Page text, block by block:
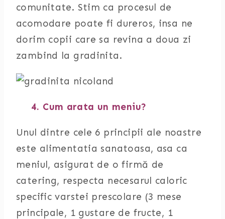
comunitate. Stim ca procesul de
acomodare poate fi dureros, insa ne
dorim copii care sa revina a doua zi
zambind la gradinita.
4. Cum arata un meniu?
Unul dintre cele 6 principii ale noastre
este alimentatia sanatoasa, asa ca
meniul, asigurat de o firmă de
catering, respecta necesarul caloric
specific varstei prescolare (3 mese
principale, 1 gustare de fructe, 1